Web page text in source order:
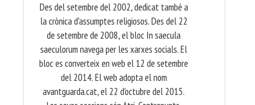
​ Des del setembre del 2002, dedicat també a
la crònica d'assumptes religiosos. Des del 22
de setembre de 2008, el bloc In saecula
saeculorum navega per les xarxes socials. El
bloc es converteix en web el 12 de setembre
del 2014. El web adopta el nom
avantguarda.cat, el 22 d'octubre del 2015.